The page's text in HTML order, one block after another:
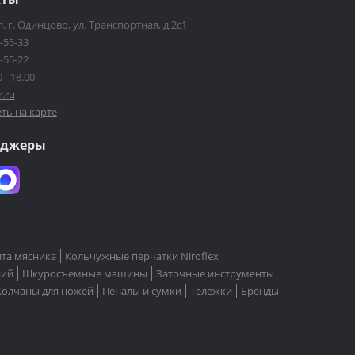
г. Одинцово, ул. Транспортная, д.2с1
55-33
55-22
- 18.00
на карте
мясника
Кольчужные перчатки Niroflex
Шкуросъемные машины
Заточные инструменты
для ножей Пеналы и сумки Тележки
Бренды